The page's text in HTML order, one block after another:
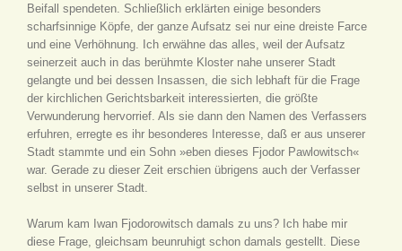
Beifall spendeten. Schließlich erklärten einige besonders
scharfsinnige Köpfe, der ganze Aufsatz sei nur eine dreiste Farce
und eine Verhöhnung. Ich erwähne das alles, weil der Aufsatz
seinerzeit auch in das berühmte Kloster nahe unserer Stadt
gelangte und bei dessen Insassen, die sich lebhaft für die Frage
der kirchlichen Gerichtsbarkeit interessierten, die größte
Verwunderung hervorrief. Als sie dann den Namen des Verfassers
erfuhren, erregte es ihr besonderes Interesse, daß er aus unserer
Stadt stammte und ein Sohn »eben dieses Fjodor Pawlowitsch«
war. Gerade zu dieser Zeit erschien übrigens auch der Verfasser
selbst in unserer Stadt.
Warum kam Iwan Fjodorowitsch damals zu uns? Ich habe mir
diese Frage, gleichsam beunruhigt schon damals gestellt. Diese